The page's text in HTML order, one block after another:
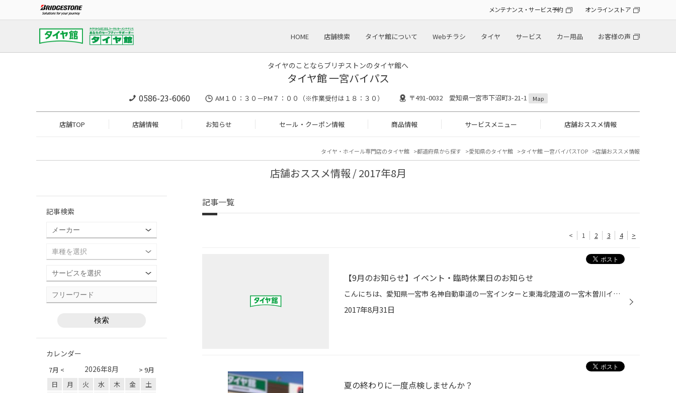
メンテナンス・サービス予約 オンラインストア
HOME 店舗検索 タイヤ館について Webチラシ タイヤ サービス カー用品 お客様の声
タイヤのことならブリヂストンのタイヤ館へ
タイヤ館 一宮バイパス
0586-23-6060 AM１０：３０－PM７：００（※作業受付は１８：３０） 〒491-0032 愛知県一宮市下沼町3-21-1 Map
店舗TOP 店舗情報 お知らせ セール・クーポン情報 商品情報 サービスメニュー 店舗おススメ情報
タイヤ・ホイール専門店のタイヤ館 都道府県から探す 愛知県のタイヤ館 タイヤ館 一宮バイパスTOP 店舗おススメ情報
店舗おススメ情報 / 2017年8月
記事一覧
< 1 2 3 4 >
【9月のお知らせ】イベント・臨時休業日のお知らせ
こんにちは、愛知県一宮市 名神自動車道の一宮インターと東海北陸道の一宮木曽川インターの間くらいにあるタイヤ館一宮バイパス店です。 あっという間に8月も最終日です。 本日は9月のお知らせです。 まずは↓ ★★★★★★★★★★★★★★★★★★★ 2017年９月１７日（日）に、今年もスタッドレスタイヤを主役とする...
2017年8月31日
夏の終わりに一度点検しませんか？
記事検索
カレンダー
7月 < > 9月
2026年8月
日 月 火 水 木 金
土